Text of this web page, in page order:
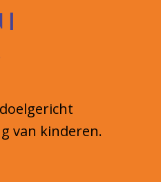
|
van kinderen.